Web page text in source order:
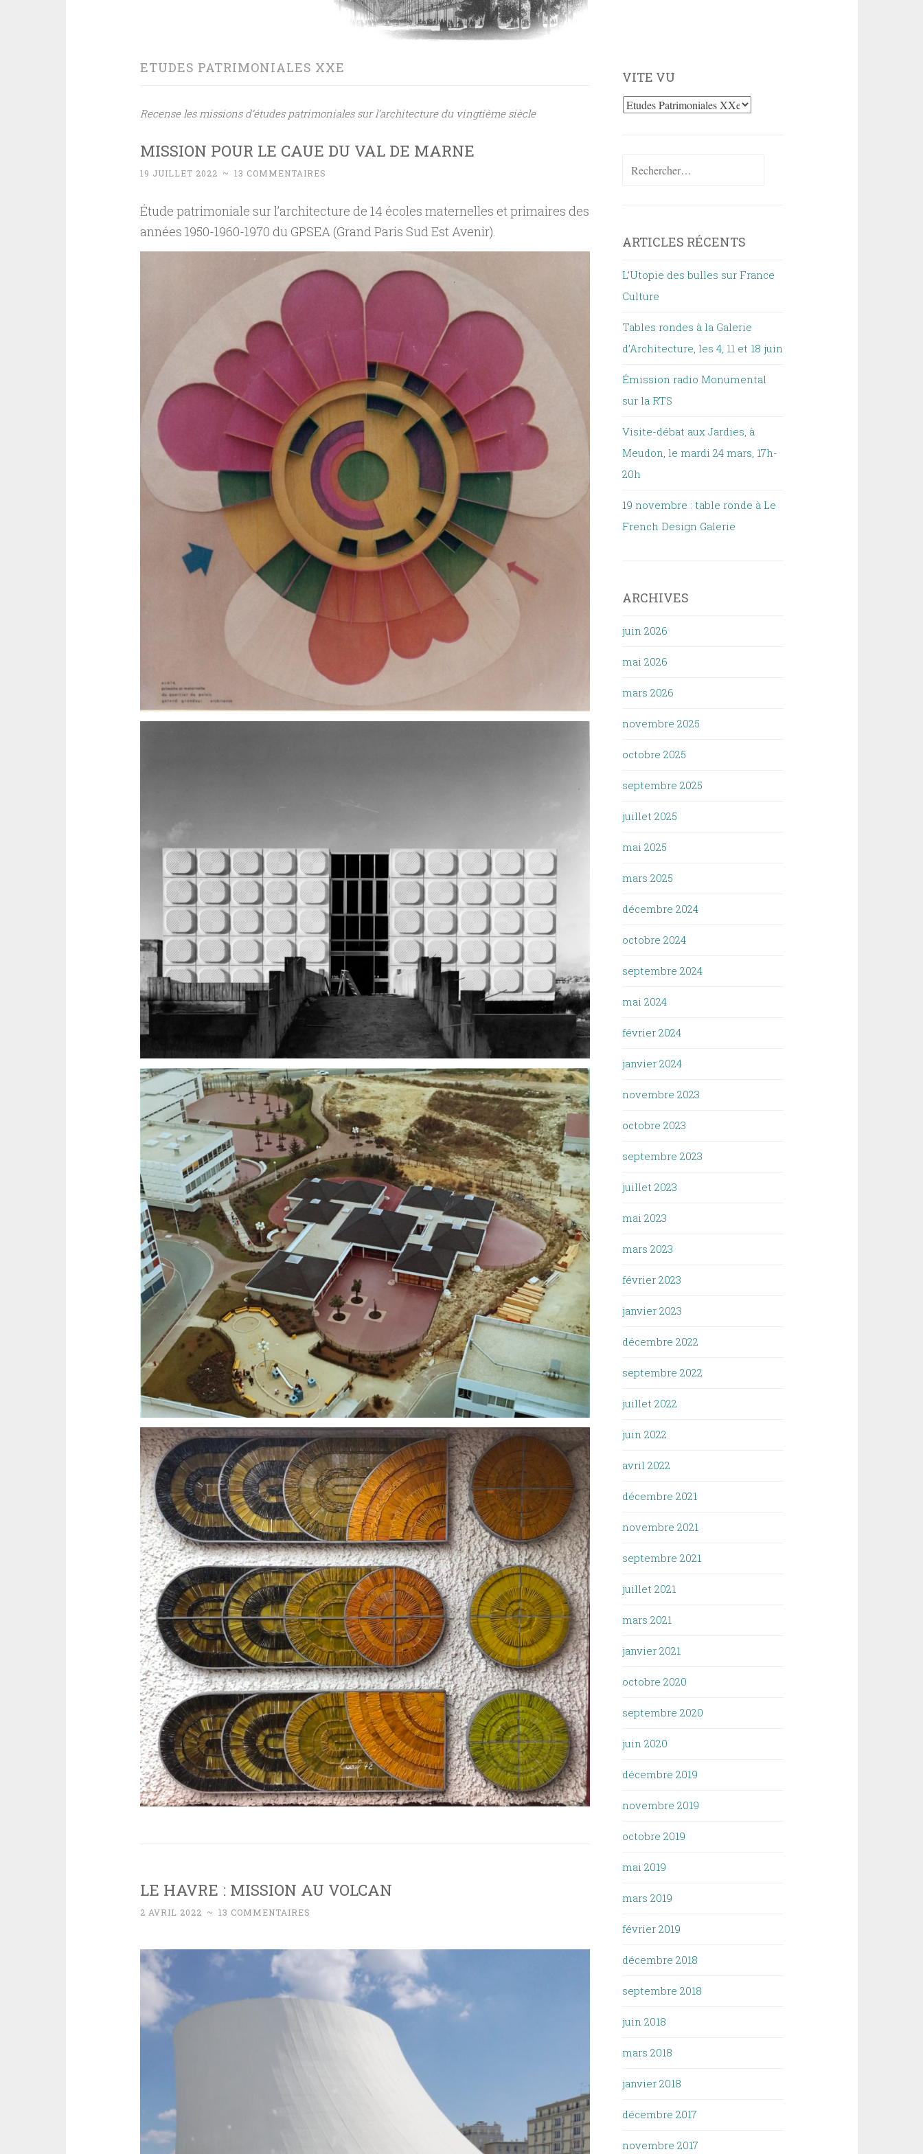
ETUDES PATRIMONIALES XXE
Recense les missions d’études patrimoniales sur l’architecture du vingtième siècle
MISSION POUR LE CAUE DU VAL DE MARNE
19 JUILLET 2022 ~ 13 COMMENTAIRES
Étude patrimoniale sur l’architecture de 14 écoles maternelles et primaires des
années 1950-1960-1970 du GPSEA (Grand Paris Sud Est Avenir).
LE HAVRE : MISSION AU VOLCAN
2 AVRIL 2022 ~ 13 COMMENTAIRES
VITE VU
Vite
Rechercher :
ARTICLES RÉCENTS
L’Utopie des bulles sur France
Culture
Tables rondes à la Galerie
d’Architecture, les 4, 11 et 18 juin
Émission radio Monumental
sur la RTS
Visite-débat aux Jardies, à
Meudon, le mardi 24 mars, 17h-
20h
19 novembre : table ronde à Le
French Design Galerie
ARCHIVES
juin 2026
mai 2026
mars 2026
novembre 2025
octobre 2025
septembre 2025
juillet 2025
mai 2025
mars 2025
décembre 2024
octobre 2024
septembre 2024
mai 2024
février 2024
janvier 2024
novembre 2023
octobre 2023
septembre 2023
juillet 2023
mai 2023
mars 2023
février 2023
janvier 2023
décembre 2022
septembre 2022
juillet 2022
juin 2022
avril 2022
décembre 2021
novembre 2021
septembre 2021
juillet 2021
mars 2021
janvier 2021
octobre 2020
septembre 2020
juin 2020
décembre 2019
novembre 2019
octobre 2019
mai 2019
mars 2019
février 2019
décembre 2018
septembre 2018
juin 2018
mars 2018
janvier 2018
décembre 2017
novembre 2017